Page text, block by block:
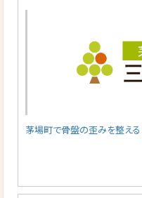
茅場町で骨盤の歪みを整え